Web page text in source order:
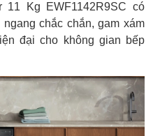
11 Kg EWF1142R9SC có
chắc chắn, gam xám
đại cho không gian bếp